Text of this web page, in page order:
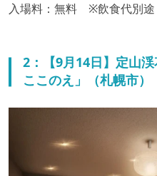
入場料：無料 ※飲食代別途
2：【9月14日】定山
ここのえ」（札幌市）